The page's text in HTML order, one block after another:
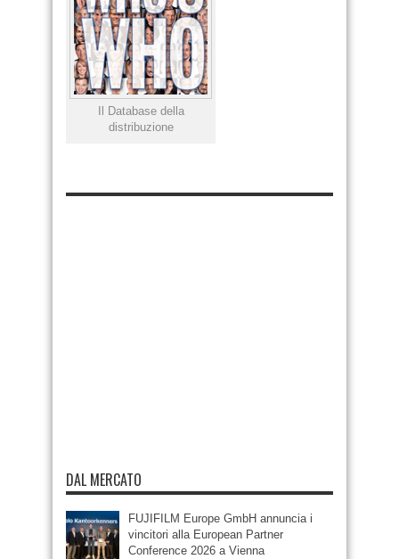
Il Database della
distribuzione
DAL MERCATO
FUJIFILM Europe GmbH annuncia i
vincitori alla European Partner
Conference 2026 a Vienna